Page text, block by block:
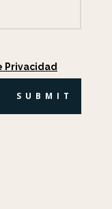
Privacidad
SUBMIT